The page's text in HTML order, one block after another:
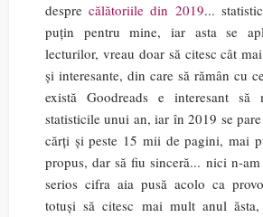
desprecălătoriile din 2019...
puțin pentru mine, iar asta se
lecturilor, vreau doar să citesc cât
și interesante, din care să rămân cu
există Goodreads e interesant
statisticile unui an, iar în 2019 se
cărți și peste 15 mii de pagini, mai
propus, dar să fiu sinceră... nici n-
serios cifra aia pusă acolo ca
totuși să citesc mai mult anul